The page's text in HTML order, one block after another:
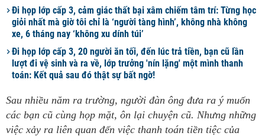
Đi họp lớp cấp 3, cảm giác thất bại xâm chiếm tâm trí: Từng học
giỏi nhất mà giờ tôi chỉ là ‘người tàng hình’, không nhà không
xe, 6 tháng nay ‘không xu dính túi’
Đi họp lớp cấp 3, 20 người ăn tối, đến lúc trả tiền, bạn cũ lần
lượt đi vệ sinh và ra về, lớp trưởng 'nín lặng' một mình thanh
toán: Kết quả sau đó thật sự bất ngờ!
Sau nhiều năm ra trường, người đàn ông đưa ra ý muốn
các bạn cũ cùng họp mặt, ôn lại chuyện cũ. Nhưng những
việc xảy ra liên quan đến việc thanh toán tiền tiệc của